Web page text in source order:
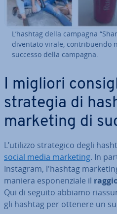
L’hashtag della campagna
diventato virale, con­tri­buen­do
successo della campagna.
I migliori
strategia di
marketing di
L’utilizzo stra­te­gi­co degli
social media marketing. In
Instagram, l'hashtag
maniera espo­nen­zia­le il
Qui di seguito abbiamo
gli hashtag per ottenere un